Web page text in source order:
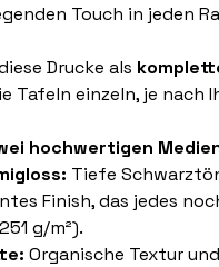
Touch in jeden
Drucke als
Tafeln einzeln, je nach
hochwertigen
Tiefe
Finish, das jedes
g/m²).
Organische Textur